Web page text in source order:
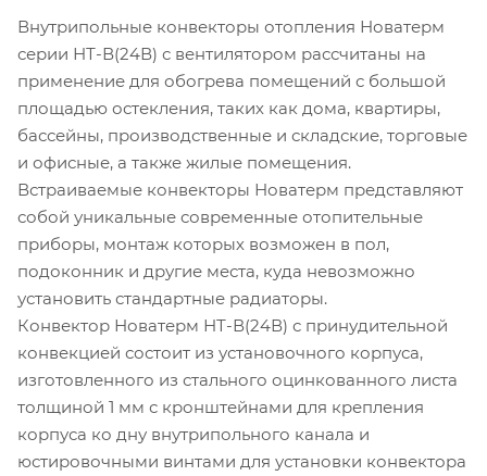
Внутрипольные конвекторы отопления Новатерм
серии НТ-В(24В) с вентилятором рассчитаны на
применение для обогрева помещений с большой
площадью остекления, таких как дома, квартиры,
бассейны, производственные и складские, торговые
и офисные, а также жилые помещения.
Встраиваемые конвекторы Новатерм представляют
собой уникальные современные отопительные
приборы, монтаж которых возможен в пол,
подоконник и другие места, куда невозможно
установить стандартные радиаторы.
Конвектор Новатерм НТ-В(24В) с принудительной
конвекцией состоит из установочного корпуса,
изготовленного из стального оцинкованного листа
толщиной 1 мм с кронштейнами для крепления
корпуса ко дну внутрипольного канала и
юстировочными винтами для установки конвектора